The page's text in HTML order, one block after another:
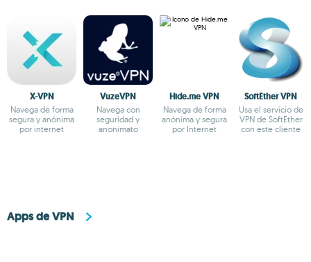
X-VPN
Navega de forma
segura y anónima
por internet
VuzeVPN
Navega con
seguridad y
anonimato
Hide.me VPN
Navega de forma
anónima y segura
por Internet
SoftEther VPN
Usa el servicio de
VPN de SoftEther
con este cliente
Apps de VPN